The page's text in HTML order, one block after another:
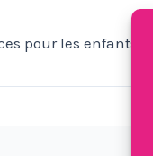
pour les enfants/